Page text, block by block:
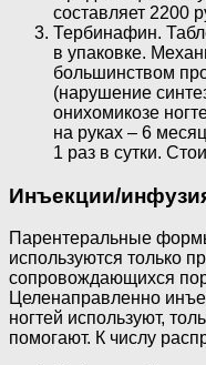
составляет 2200
Тербинафин.
в упаковке.
большинством
(нарушение
онихомикозе
на руках – 6
1 раз в сутки.
Инъекции/
Парентеральные
используются только
сопровождающихся
Целенаправленно
ногтей используют,
помогают. К числу